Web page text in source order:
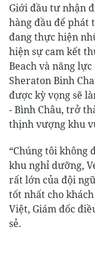
Giới đầu tư nhận
hàng đầu để phát
đang thực hiện
hiện sự cam kết
Beach và năng
Sheraton Binh
được kỳ vọng sẽ
- Bình Châu, trở
thịnh vượng khu
“Chúng tôi không
khu nghỉ dưỡng,
rất lớn của đội
tốt nhất cho
Việt, Giám đốc
sẻ.